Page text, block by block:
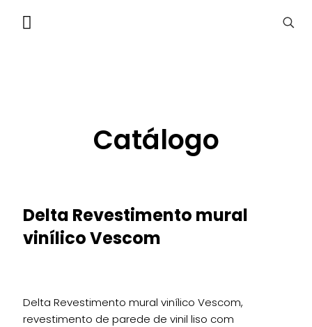
Catálogo
Delta Revestimento mural
vinílico Vescom
Delta Revestimento mural vinílico Vescom,
revestimento de parede de vinil liso com